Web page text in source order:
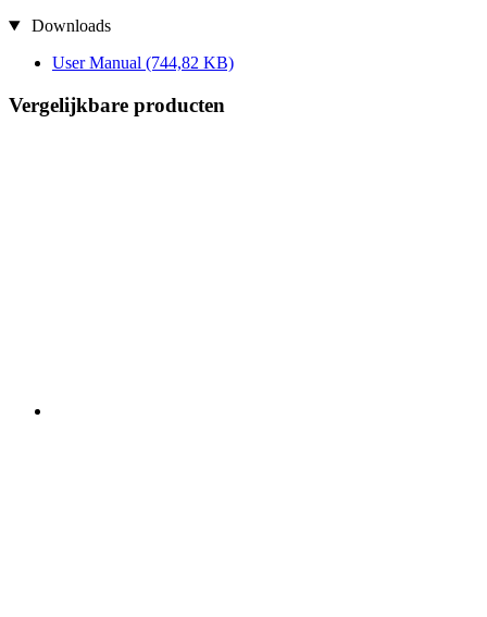
Downloads
User Manual (744,82 KB)
Vergelijkbare producten